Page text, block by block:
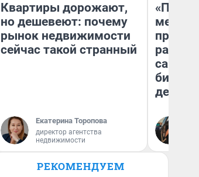
Квартиры дорожают,
но дешевеют: почему
рынок недвижимости
сейчас такой странный
Екатерина Торопова
директор агентства
недвижимости
самом
РЕКОМЕНДУЕМ